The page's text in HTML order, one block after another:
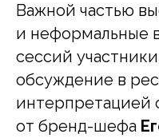
Важной частью
и неформальные
сессий
обсуждение в
интерпретацией
от бренд-шефа